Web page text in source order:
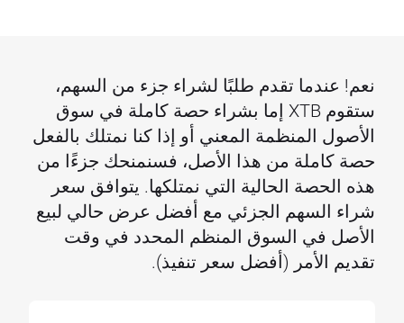
نعم! عندما تقدم طلبًا لشراء جزء من السهم،
ستقوم XTB إما بشراء حصة كاملة في سوق
الأصول المنظمة المعني أو إذا كنا نمتلك بالفعل
حصة كاملة من هذا الأصل، فسنمنحك جزءًا من
هذه الحصة الحالية التي نمتلكها. يتوافق سعر
شراء السهم الجزئي مع أفضل عرض حالي لبيع
الأصل في السوق المنظم المحدد في وقت
تقديم الأمر (أفضل سعر تنفيذ).